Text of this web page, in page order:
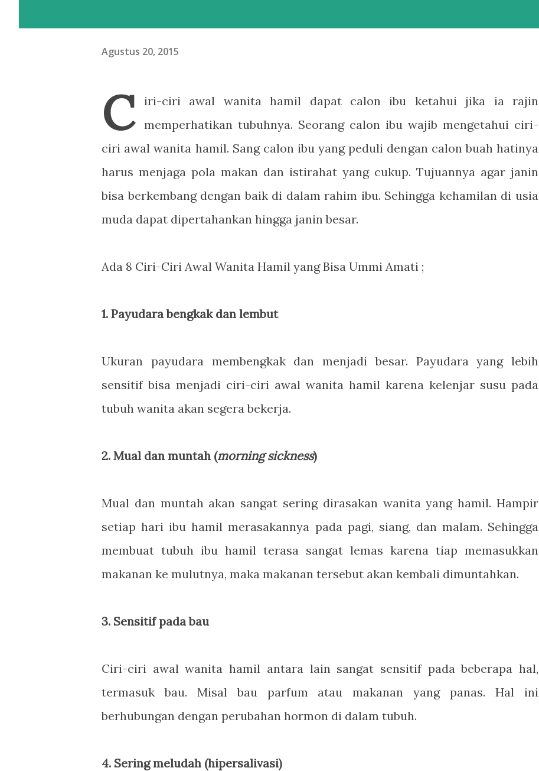
Agustus 20, 2015
C
iri-ciri awal wanita hamil dapat calon ibu ketahui jika ia rajin
memperhatikan tubuhnya. Seorang calon ibu wajib mengetahui ciri-
ciri awal wanita hamil. Sang calon ibu yang peduli dengan calon buah hatinya
harus menjaga pola makan dan istirahat yang cukup. Tujuannya agar janin
bisa berkembang dengan baik di dalam rahim ibu. Sehingga kehamilan di usia
muda dapat dipertahankan hingga janin besar.
Ada 8 Ciri-Ciri Awal Wanita Hamil yang Bisa Ummi Amati ;
1. Payudara bengkak dan lembut
Ukuran payudara membengkak dan menjadi besar. Payudara yang lebih
sensitif bisa menjadi ciri-ciri awal wanita hamil karena kelenjar susu pada
tubuh wanita akan segera bekerja.
2. Mual dan muntah (morning sickness)
Mual dan muntah akan sangat sering dirasakan wanita yang hamil. Hampir
setiap hari ibu hamil merasakannya pada pagi, siang, dan malam. Sehingga
membuat tubuh ibu hamil terasa sangat lemas karena tiap memasukkan
makanan ke mulutnya, maka makanan tersebut akan kembali dimuntahkan.
3. Sensitif pada bau
Ciri-ciri awal wanita hamil antara lain sangat sensitif pada beberapa hal,
termasuk bau. Misal bau parfum atau makanan yang panas. Hal ini
berhubungan dengan perubahan hormon di dalam tubuh.
4. Sering meludah (hipersalivasi)